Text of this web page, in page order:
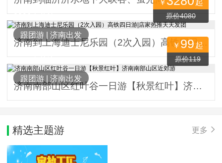
跟团游 |济南出发
2806人关注 原价4080
济南到上海迪士尼乐园（2次入园）高铁四日游|店家热推天天发团
跟团游 |济南出发
3458人关注
￥ 99 起
原价119
济南南部山区红叶谷一日游【秋景红叶】济南南部山区近郊游
精选主题游 更多